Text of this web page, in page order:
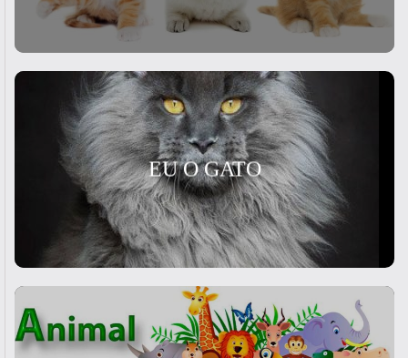
EU O GATO